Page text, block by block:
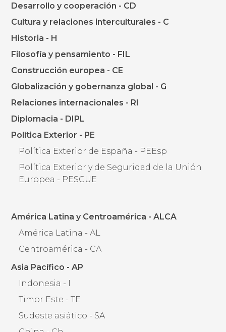
Desarrollo y cooperación - CD
Cultura y relaciones interculturales - C
Historia - H
Filosofía y pensamiento - FIL
Construcción europea - CE
Globalización y gobernanza global - G
Relaciones internacionales - RI
Diplomacia - DIPL
Política Exterior - PE
Política Exterior de España - PEEsp
Política Exterior y de Seguridad de la Unión
Europea - PESCUE
América Latina y Centroamérica - ALCA
América Latina - AL
Centroamérica - CA
Asia Pacífico - AP
Indonesia - I
Timor Este - TE
Sudeste asiático - SA